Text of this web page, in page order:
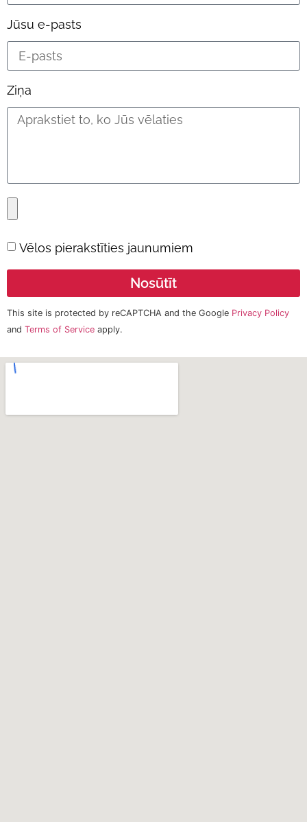
Jūsu e-pasts
Ziņa
Vēlos pierakstīties jaunumiem
Nosūtīt
This site is protected by reCAPTCHA and the Google Privacy Policy
and Terms of Service apply.